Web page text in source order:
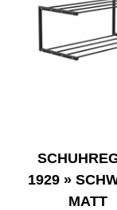
1929 »
MATT